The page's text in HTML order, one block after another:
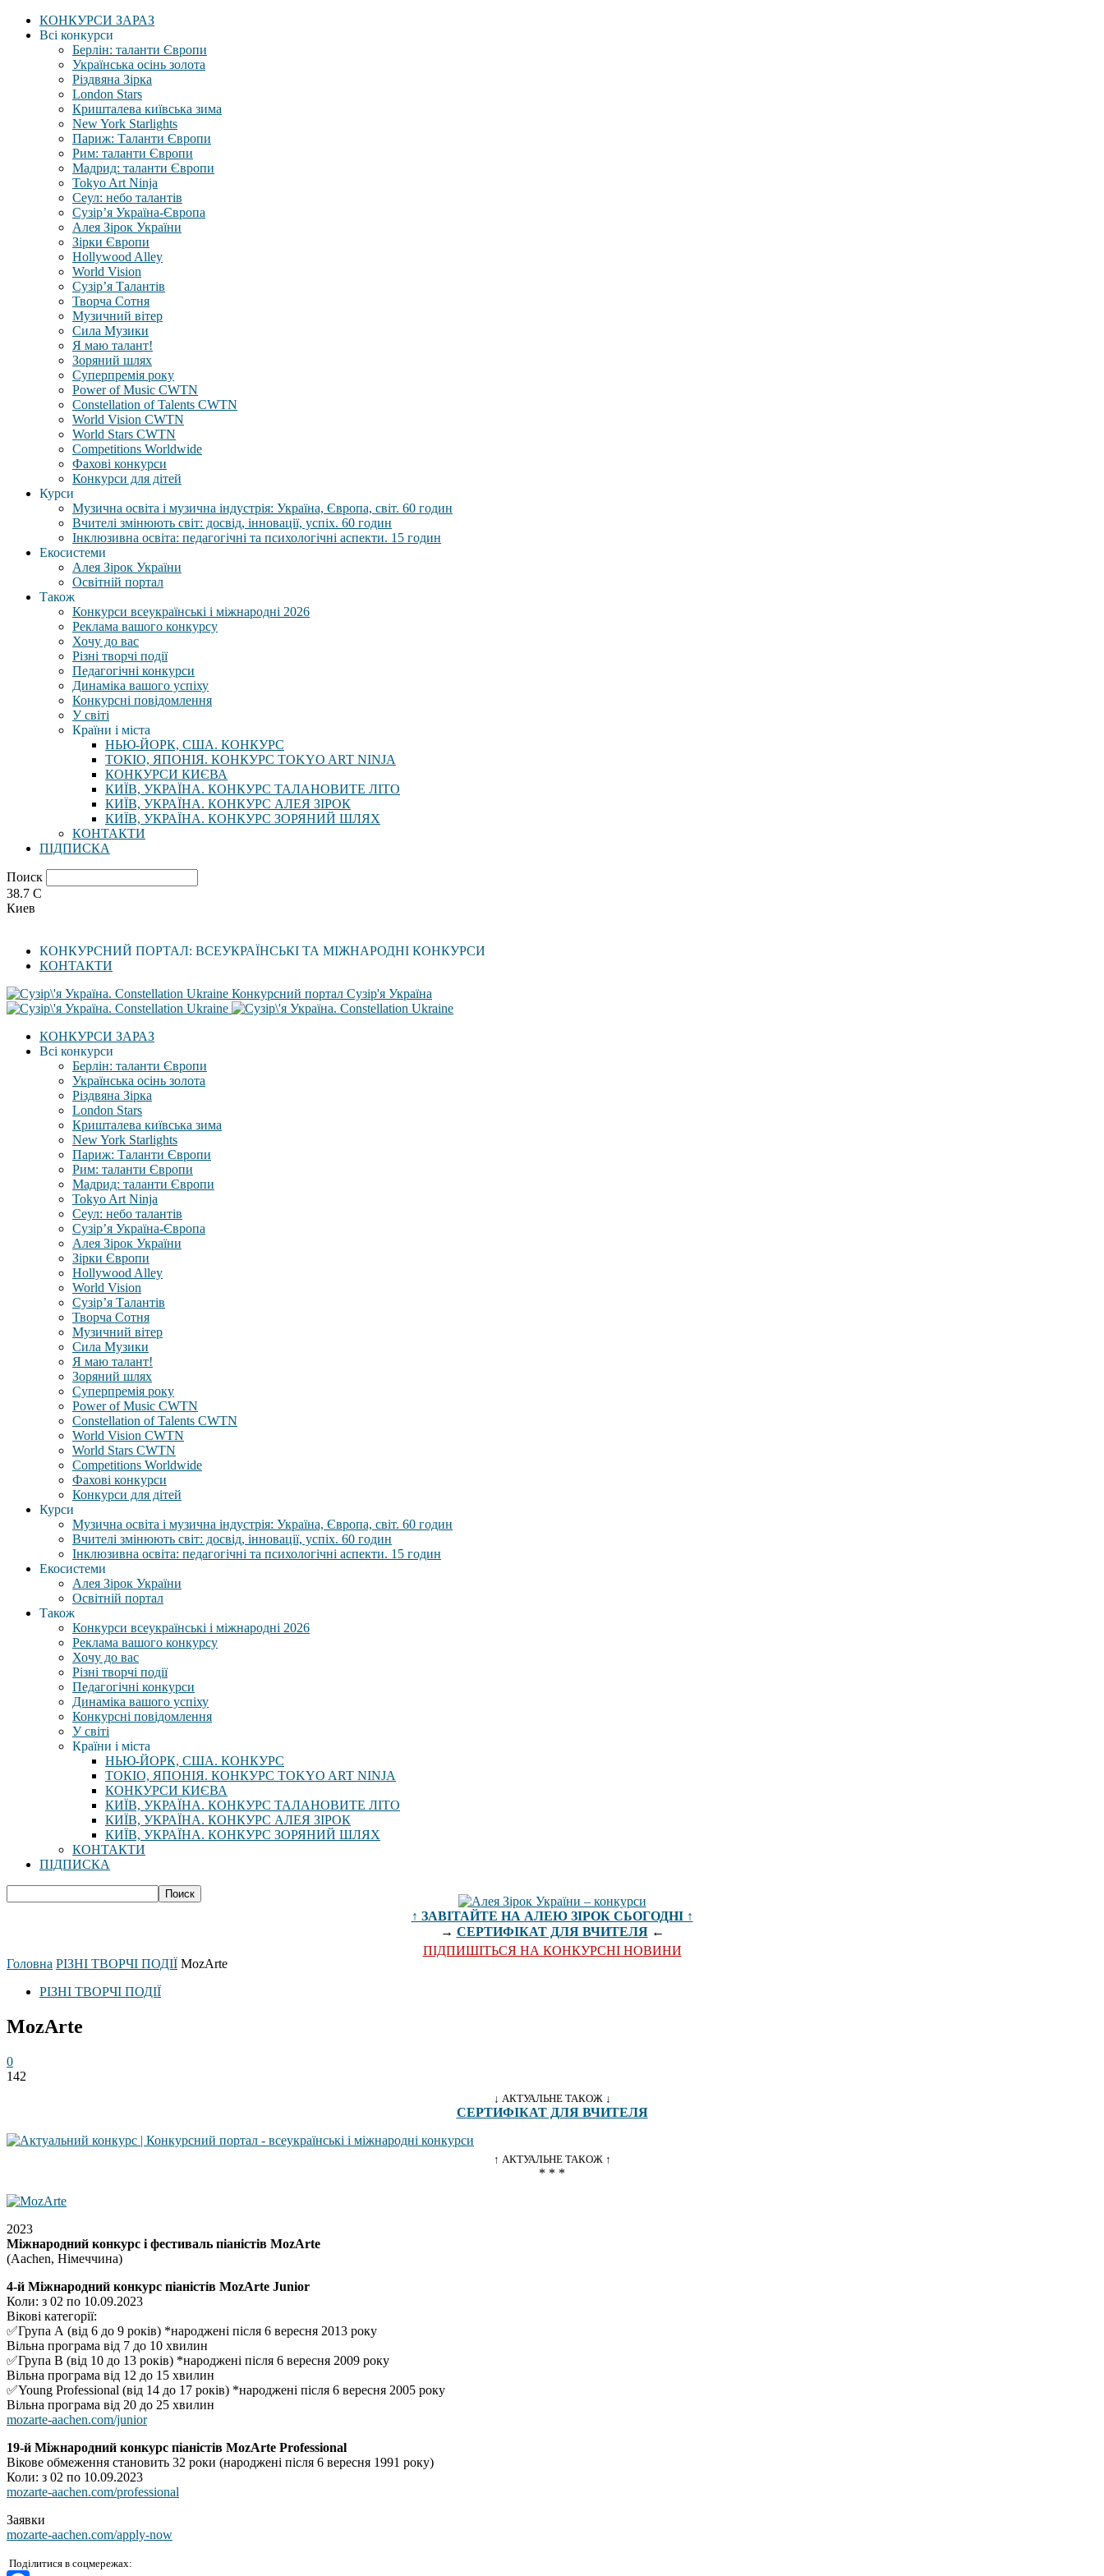
КОНКУРСИ ЗАРАЗ
Всі конкурси
Берлін: таланти Європи
Українська осінь золота
Різдвяна Зірка
London Stars
Кришталева київська зима
New York Starlights
Париж: Таланти Європи
Рим: таланти Європи
Мадрид: таланти Європи
Tokyo Art Ninja
Сеул: небо талантів
Сузір’я Україна-Європа
Алея Зірок України
Зірки Європи
Hollywood Alley
World Vision
Сузір’я Талантів
Творча Сотня
Музичний вітер
Сила Музики
Я маю талант!
Зоряний шлях
Суперпремія року
Power of Music CWTN
Constellation of Talents CWTN
World Vision CWTN
World Stars CWTN
Competitions Worldwide
Фахові конкурси
Конкурси для дітей
Курси
Музична освіта і музична індустрія: Україна, Європа, світ. 60 годин
Вчителі змінюють світ: досвід, інновації, успіх. 60 годин
Інклюзивна освіта: педагогічні та психологічні аспекти. 15 годин
Екосистеми
Алея Зірок України
Освітній портал
Також
Конкурси всеукраїнські і міжнародні 2026
Реклама вашого конкурсу
Хочу до вас
Різні творчі події
Педагогічні конкурси
Динаміка вашого успіху
Конкурсні повідомлення
У світі
Країни і міста
НЬЮ-ЙОРК, США. КОНКУРС
ТОКІО, ЯПОНІЯ. КОНКУРС TOKYO ART NINJA
КОНКУРСИ КИЄВА
КИЇВ, УКРАЇНА. КОНКУРС ТАЛАНОВИТЕ ЛІТО
КИЇВ, УКРАЇНА. КОНКУРС АЛЕЯ ЗІРОК
КИЇВ, УКРАЇНА. КОНКУРС ЗОРЯНИЙ ШЛЯХ
КОНТАКТИ
ПІДПИСКА
Поиск
38.7 C
Киев
КОНКУРСНИЙ ПОРТАЛ: ВСЕУКРАЇНСЬКІ ТА МІЖНАРОДНІ КОНКУРСИ
КОНТАКТИ
Конкурсний портал Сузір'я Україна
КОНКУРСИ ЗАРАЗ
Всі конкурси
Берлін: таланти Європи
Українська осінь золота
Різдвяна Зірка
London Stars
Кришталева київська зима
New York Starlights
Париж: Таланти Європи
Рим: таланти Європи
Мадрид: таланти Європи
Tokyo Art Ninja
Сеул: небо талантів
Сузір’я Україна-Європа
Алея Зірок України
Зірки Європи
Hollywood Alley
World Vision
Сузір’я Талантів
Творча Сотня
Музичний вітер
Сила Музики
Я маю талант!
Зоряний шлях
Суперпремія року
Power of Music CWTN
Constellation of Talents CWTN
World Vision CWTN
World Stars CWTN
Competitions Worldwide
Фахові конкурси
Конкурси для дітей
Курси
Музична освіта і музична індустрія: Україна, Європа, світ. 60 годин
Вчителі змінюють світ: досвід, інновації, успіх. 60 годин
Інклюзивна освіта: педагогічні та психологічні аспекти. 15 годин
Екосистеми
Алея Зірок України
Освітній портал
Також
Конкурси всеукраїнські і міжнародні 2026
Реклама вашого конкурсу
Хочу до вас
Різні творчі події
Педагогічні конкурси
Динаміка вашого успіху
Конкурсні повідомлення
У світі
Країни і міста
НЬЮ-ЙОРК, США. КОНКУРС
ТОКІО, ЯПОНІЯ. КОНКУРС TOKYO ART NINJA
КОНКУРСИ КИЄВА
КИЇВ, УКРАЇНА. КОНКУРС ТАЛАНОВИТЕ ЛІТО
КИЇВ, УКРАЇНА. КОНКУРС АЛЕЯ ЗІРОК
КИЇВ, УКРАЇНА. КОНКУРС ЗОРЯНИЙ ШЛЯХ
КОНТАКТИ
ПІДПИСКА
↑ ЗАВІТАЙТЕ НА АЛЕЮ ЗІРОК СЬОГОДНІ ↑
→ СЕРТИФІКАТ ДЛЯ ВЧИТЕЛЯ←
ПІДПИШІТЬСЯ НА КОНКУРСНІ НОВИНИ
Головна РІЗНІ ТВОРЧІ ПОДІЇ MozArte
РІЗНІ ТВОРЧІ ПОДІЇ
MozArte
0
142
↓ АКТУАЛЬНЕ ТАКОЖ ↓
СЕРТИФІКАТ ДЛЯ ВЧИТЕЛЯ
↑ АКТУАЛЬНЕ ТАКОЖ ↑
* * *
2023
Міжнародний конкурс і фестиваль піаністів MozArte
(Aachen, Німеччина)
4-й Міжнародний конкурс піаністів MozArte Junior
Коли: з 02 по 10.09.2023
Вікові категорії:
✅Група А (від 6 до 9 років) *народжені після 6 вересня 2013 року
Вільна програма від 7 до 10 хвилин
✅Група B (від 10 до 13 років) *народжені після 6 вересня 2009 року
Вільна програма від 12 до 15 хвилин
✅Young Professional (від 14 до 17 років) *народжені після 6 вересня 2005 року
Вільна програма від 20 до 25 хвилин
mozarte-aachen.com/junior
19-й Міжнародний конкурс піаністів MozArte Professional
Вікове обмеження становить 32 роки (народжені після 6 вересня 1991 року)
Коли: з 02 по 10.09.2023
mozarte-aachen.com/professional
Заявки
mozarte-aachen.com/apply-now
Поділитися в соцмережах: